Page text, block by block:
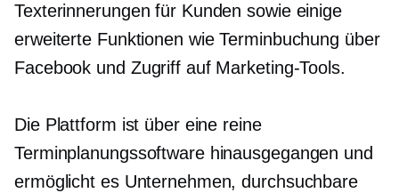
Texterinnerungen für Kunden sowie einige
erweiterte Funktionen wie Terminbuchung über
Facebook und Zugriff auf Marketing-Tools.
Die Plattform ist über eine reine
Terminplanungssoftware hinausgegangen und
ermöglicht es Unternehmen, durchsuchbare